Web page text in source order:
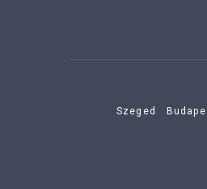
Szeged